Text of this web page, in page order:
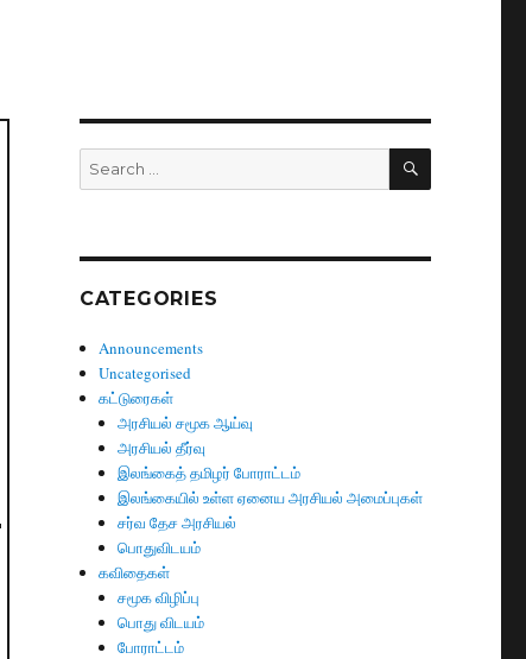
Search
for:
SEARCH
CATEGORIES
Announcements
Uncategorised
கட்டுரைகள்
அரசியல் சமூக ஆய்வு
அரசியல் தீர்வு
இலங்கைத் தமிழர் போராட்டம்
இலங்கையில் உள்ள ஏனைய அரசியல் அமைப்புகள்
சர்வ தேச அரசியல்
பொதுவிடயம்
கவிதைகள்
சமூக விழிப்பு
பொது விடயம்
போராட்டம்